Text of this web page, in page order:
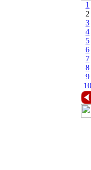
1
2
3
4
5
6
7
8
9
10